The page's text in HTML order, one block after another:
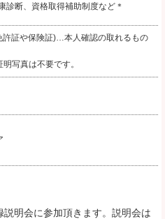
診断、資格取得補助制度など＊
許証や保険証)…本人確認の取れるもの
写真は不要です。
明会に参加頂きます。説明会は